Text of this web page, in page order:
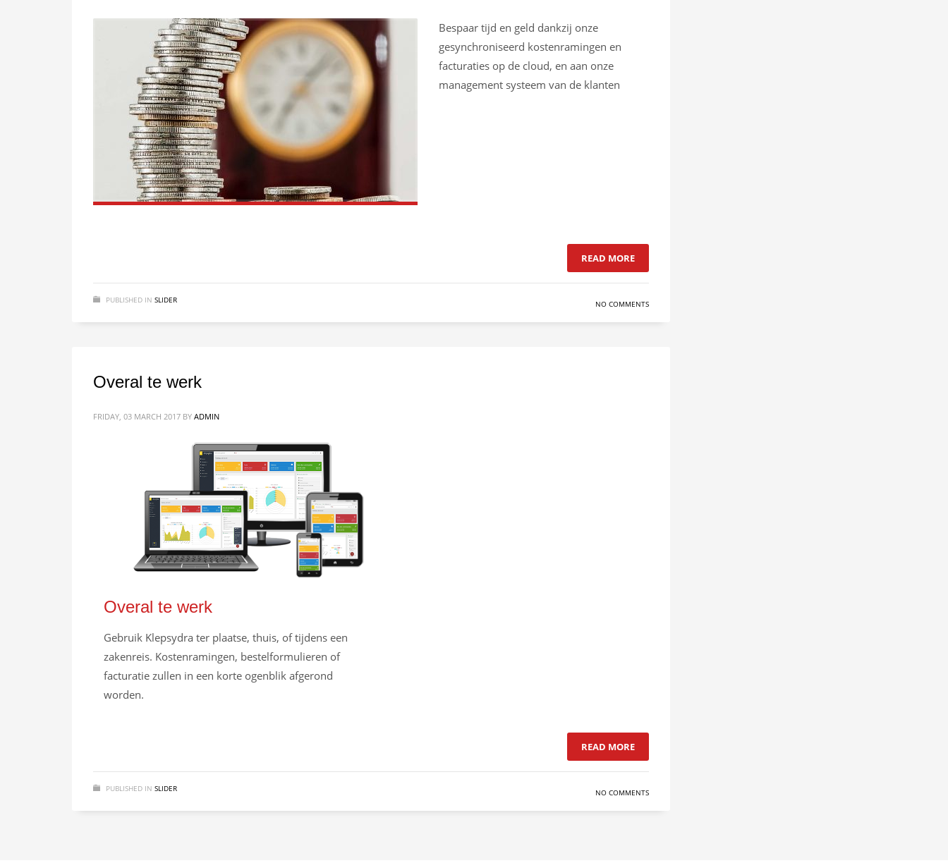
Bespaar tijd en geld dankzij onze
gesynchroniseerd kostenramingen en
facturaties op de cloud, en aan onze
management systeem van de klanten
READ MORE
PUBLISHED IN SLIDER NO COMMENTS
Overal te werk
FRIDAY, 03 MARCH 2017 BY ADMIN
Overal te werk
Gebruik Klepsydra ter plaatse, thuis, of tijdens een
zakenreis. Kostenramingen, bestelformulieren of
facturatie zullen in een korte ogenblik afgerond
worden.
READ MORE
PUBLISHED IN SLIDER NO COMMENTS